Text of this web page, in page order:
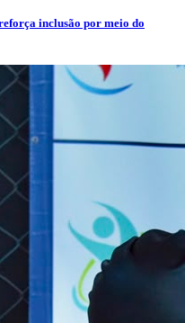
inclusão por meio do